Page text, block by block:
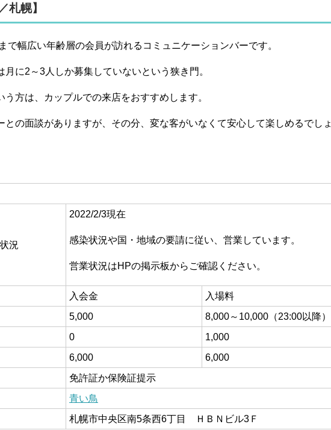
札幌】
で幅広い年齢層の会員が訪れるコミュニケーションバーです。
月に2～3人しか募集していないという狭き門。
う方は、カップルでの来店をおすすめします。
との面談がありますが、その分、変な客がいなくて安心して楽しめるでしょ
況
2022/2/3現在
感染状況や国・地域の要請に従い、営業しています。
営業状況はHPの掲示板からご確認ください。
入会金
入場料
5,000
8,000～10,000（23:00以降）
0
1,000
6,000
6,000
免許証か保険証提示
青い鳥
札幌市中央区南5条西6丁目 ＨＢＮビル3Ｆ